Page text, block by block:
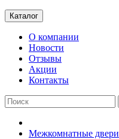
Каталог
О компании
Новости
Отзывы
Акции
Контакты
Межкомнатные двери